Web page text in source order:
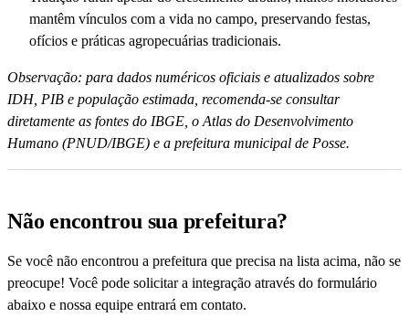
mantêm vínculos com a vida no campo, preservando festas,
ofícios e práticas agropecuárias tradicionais.
Observação: para dados numéricos oficiais e atualizados sobre
IDH, PIB e população estimada, recomenda-se consultar
diretamente as fontes do IBGE, o Atlas do Desenvolvimento
Humano (PNUD/IBGE) e a prefeitura municipal de Posse.
Não encontrou sua prefeitura?
Se você não encontrou a prefeitura que precisa na lista acima, não se
preocupe! Você pode solicitar a integração através do formulário
abaixo e nossa equipe entrará em contato.